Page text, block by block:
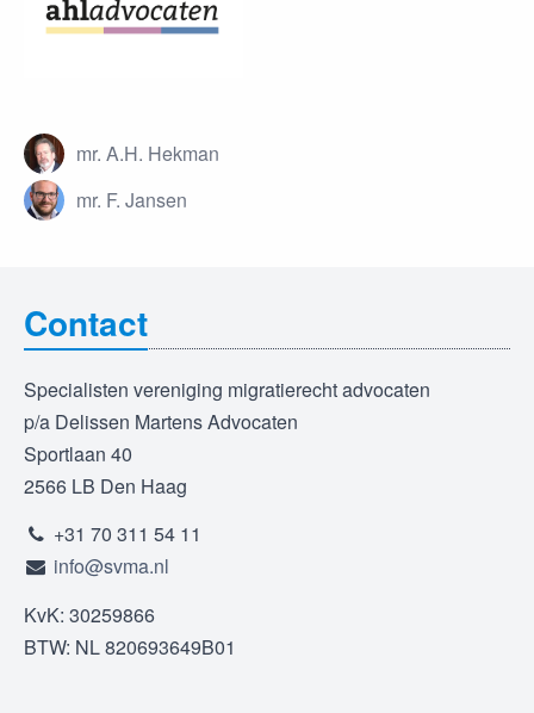
mr. A.H. Hekman
mr. F. Jansen
Contact
Specialisten vereniging migratierecht advocaten
p/a Delissen Martens Advocaten
Sportlaan 40
2566 LB Den Haag
+31 70 311 54 11
info@svma.nl
KvK: 30259866
BTW: NL 820693649B01